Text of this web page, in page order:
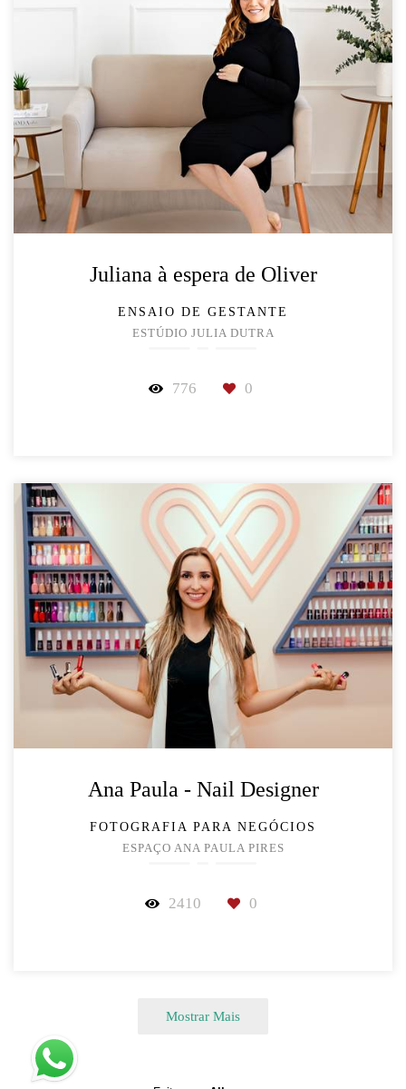
Juliana à espera de Oliver
ENSAIO DE GESTANTE
ESTÚDIO JULIA DUTRA
776 0
Ana Paula - Nail Designer
FOTOGRAFIA PARA NEGÓCIOS
ESPAÇO ANA PAULA PIRES
2410 0
Mostrar Mais